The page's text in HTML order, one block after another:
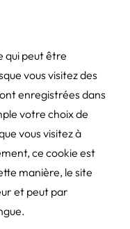
qui peut être
vous visitez des
enregistrées dans
votre choix de
vous visitez à
ce cookie est
manière, le site
et peut par